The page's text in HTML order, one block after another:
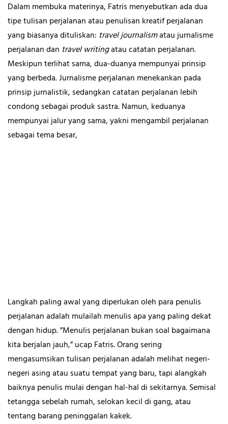
Dalam membuka materinya, Fatris menyebutkan ada dua
tipe tulisan perjalanan atau penulisan kreatif perjalanan
yang biasanya dituliskan: travel journalismatau jurnalisme
perjalanan dan travel writingatau catatan perjalanan.
Meskipun terlihat sama, dua-duanya mempunyai prinsip
yang berbeda. Jurnalisme perjalanan menekankan pada
prinsip jurnalistik, sedangkan catatan perjalanan lebih
condong sebagai produk sastra. Namun, keduanya
mempunyai jalur yang sama, yakni mengambil perjalanan
sebagai tema besar,
Langkah paling awal yang diperlukan oleh para penulis
perjalanan adalah mulailah menulis apa yang paling dekat
dengan hidup. ”Menulis perjalanan bukan soal bagaimana
kita berjalan jauh,” ucap Fatris. Orang sering
mengasumsikan tulisan perjalanan adalah melihat negeri-
negeri asing atau suatu tempat yang baru, tapi alangkah
baiknya penulis mulai dengan hal-hal di sekitarnya. Semisal
tetangga sebelah rumah, selokan kecil di gang, atau
tentang barang peninggalan kakek.